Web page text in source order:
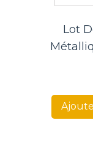
Lot